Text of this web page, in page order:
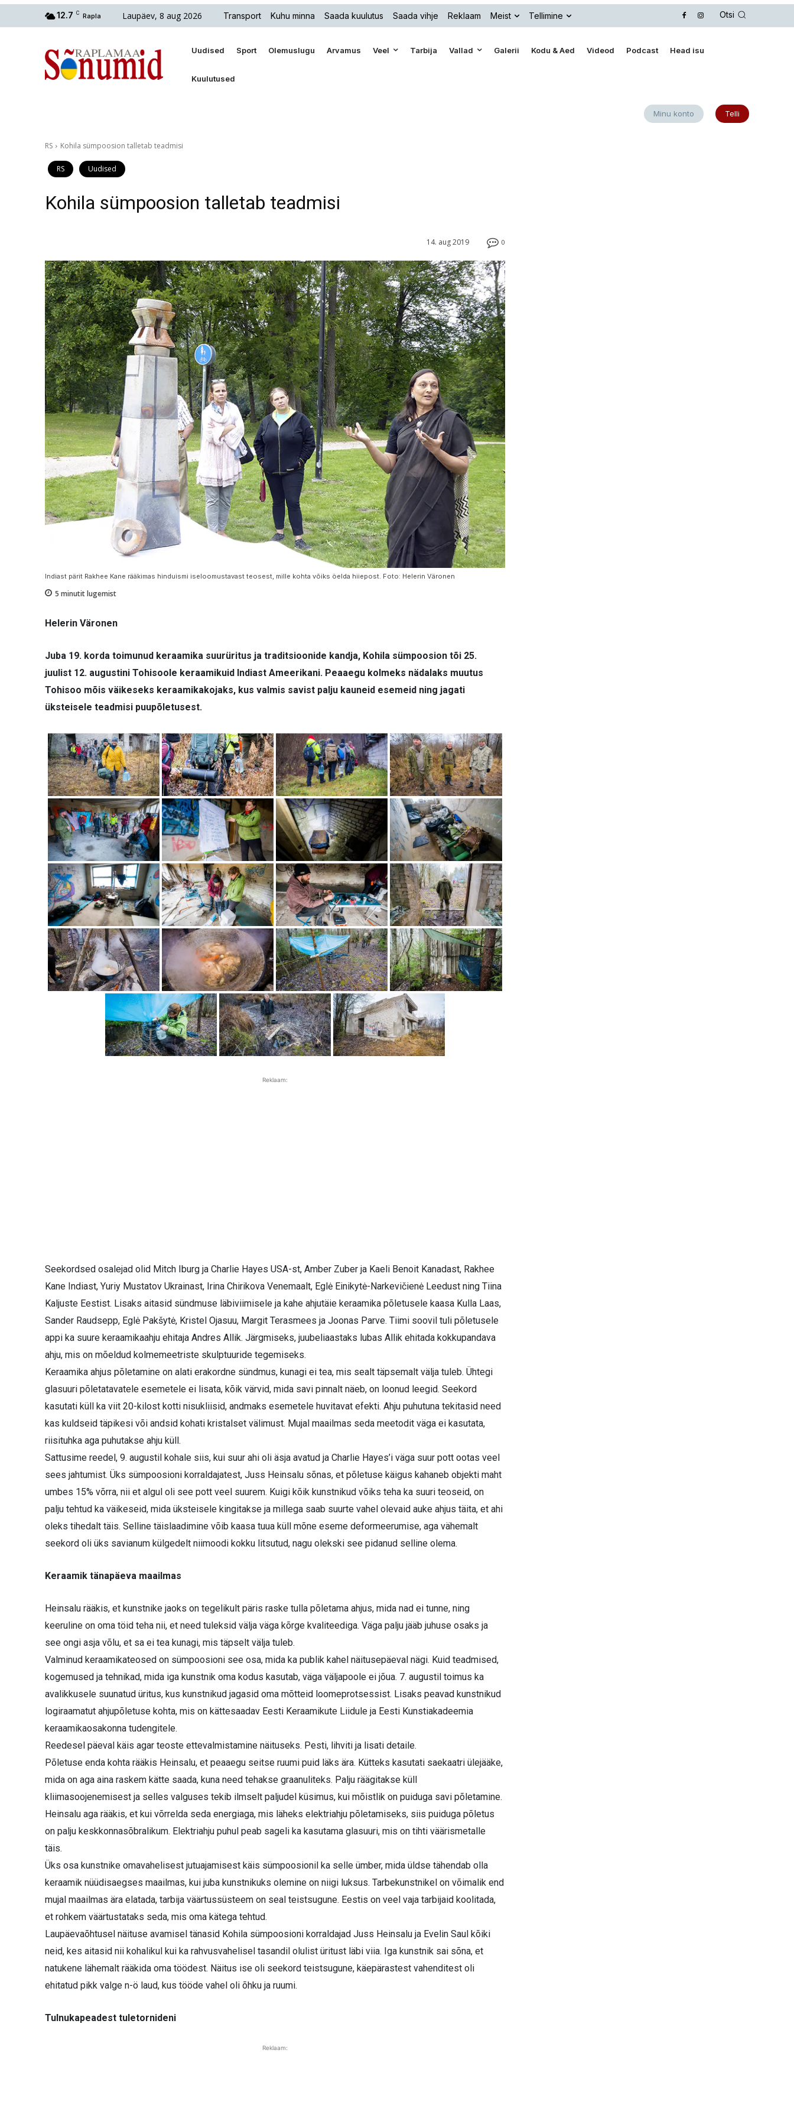
12.7 C Rapla Laupäev, 8 aug 2026 Transport Kuhu minna Saada kuulutus Saada vihje Reklaam Meist Tellimine Otsi
Uudised Sport Olemuslugu Arvamus Veel Tarbija Vallad Galerii Kodu & Aed Videod Podcast Head isu
Kuulutused
Minu konto Telli
RS Kohila sümpoosion talletab teadmisi
RS Uudised
Kohila sümpoosion talletab teadmisi
0
14. aug 2019
Indiast pärit Rakhee Kane rääkimas hinduismi iseloomustavast teosest, mille kohta võiks öelda hiiepost. Foto: Helerin Väronen
5 minutit lugemist
Helerin Väronen
Juba 19. korda toimunud keraamika suurüritus ja traditsioonide kandja, Kohila sümpoosion tõi 25.
juulist 12. augustini Tohisoole keraamikuid Indiast Ameerikani. Peaaegu kolmeks nädalaks muutus
Tohisoo mõis väikeseks keraamikakojaks, kus valmis savist palju kauneid esemeid ning jagati
üksteisele teadmisi puupõletusest.
Reklaam:
Seekordsed osalejad olid Mitch Iburg ja Charlie Hayes USA-st, Amber Zuber ja Kaeli Benoit Kanadast, Rakhee
Kane Indiast, Yuriy Mustatov Ukrainast, Irina Chirikova Venemaalt, Eglė Einikytė-Narkevičienė Leedust ning Tiina
Kaljuste Eestist. Lisaks aitasid sündmuse läbiviimisele ja kahe ahjutäie keraamika põletusele kaasa Kulla Laas,
Sander Raudsepp, Eglė Pakšytė, Kristel Ojasuu, Margit Terasmees ja Joonas Parve. Tiimi soovil tuli põletusele
appi ka suure keraamikaahju ehitaja Andres Allik. Järgmiseks, juubeliaastaks lubas Allik ehitada kokkupandava
ahju, mis on mõeldud kolmemeetriste skulptuuride tegemiseks.
Keraamika ahjus põletamine on alati erakordne sündmus, kunagi ei tea, mis sealt täpsemalt välja tuleb. Ühtegi
glasuuri põletatavatele esemetele ei lisata, kõik värvid, mida savi pinnalt näeb, on loonud leegid. Seekord
kasutati küll ka viit 20-kilost kotti nisukliisid, andmaks esemetele huvitavat efekti. Ahju puhutuna tekitasid need
kas kuldseid täpikesi või andsid kohati kristalset välimust. Mujal maailmas seda meetodit väga ei kasutata,
riisituhka aga puhutakse ahju küll.
Sattusime reedel, 9. augustil kohale siis, kui suur ahi oli äsja avatud ja Charlie Hayes’i väga suur pott ootas veel
sees jahtumist. Üks sümpoosioni korraldajatest, Juss Heinsalu sõnas, et põletuse käigus kahaneb objekti maht
umbes 15% võrra, nii et algul oli see pott veel suurem. Kuigi kõik kunstnikud võiks teha ka suuri teoseid, on
palju tehtud ka väikeseid, mida üksteisele kingitakse ja millega saab suurte vahel olevaid auke ahjus täita, et ahi
oleks tihedalt täis. Selline täislaadimine võib kaasa tuua küll mõne eseme deformeerumise, aga vähemalt
seekord oli üks savianum külgedelt niimoodi kokku litsutud, nagu olekski see pidanud selline olema.
Keraamik tänapäeva maailmas
Heinsalu rääkis, et kunstnike jaoks on tegelikult päris raske tulla põletama ahjus, mida nad ei tunne, ning
keeruline on oma töid teha nii, et need tuleksid välja väga kõrge kvaliteediga. Väga palju jääb juhuse osaks ja
see ongi asja võlu, et sa ei tea kunagi, mis täpselt välja tuleb.
Valminud keraamikateosed on sümpoosioni see osa, mida ka publik kahel näitusepäeval nägi. Kuid teadmised,
kogemused ja tehnikad, mida iga kunstnik oma kodus kasutab, väga väljapoole ei jõua. 7. augustil toimus ka
avalikkusele suunatud üritus, kus kunstnikud jagasid oma mõtteid loomeprotsessist. Lisaks peavad kunstnikud
logiraamatut ahjupõletuse kohta, mis on kättesaadav Eesti Keraamikute Liidule ja Eesti Kunstiakadeemia
keraamikaosakonna tudengitele.
Reedesel päeval käis agar teoste ettevalmistamine näituseks. Pesti, lihviti ja lisati detaile.
Põletuse enda kohta rääkis Hein­salu, et peaaegu seitse ruumi puid läks ära. Kütteks kasutati saekaatri ülejääke,
mida on aga aina raskem kätte saada, kuna need tehakse graanuliteks. Palju räägitakse küll
kliimasoojenemisest ja selles valguses tekib ilmselt paljudel küsimus, kui mõistlik on puiduga savi põletamine.
Heinsalu aga rääkis, et kui võrrelda seda energiaga, mis läheks elektriahju põletamiseks, siis puiduga põletus
on palju keskkonnasõbralikum. Elektriahju puhul peab sageli ka kasutama glasuuri, mis on tihti väärismetalle
täis.
Üks osa kunstnike omavahelisest jutuajamisest käis sümpoosionil ka selle ümber, mida üldse tähendab olla
keraamik nüüdisaegses maailmas, kui juba kunstnikuks olemine on niigi luksus. Tarbekunstnikel on võimalik end
mujal maailmas ära elatada, tarbija väärtussüsteem on seal teistsugune. Eestis on veel vaja tarbijaid koolitada,
et rohkem väärtustataks seda, mis oma kätega tehtud.
Laupäevaõhtusel näituse avamisel tänasid Kohila sümpoosioni korraldajad Juss Heinsalu ja Evelin Saul kõiki
neid, kes aitasid nii kohalikul kui ka rahvusvahelisel tasandil olulist üritust läbi viia. Iga kunstnik sai sõna, et
natukene lähemalt rääkida oma töödest. Näitus ise oli seekord teistsugune, käepärastest vahenditest oli
ehitatud pikk valge n-ö laud, kus tööde vahel oli õhku ja ruumi.
Tulnukapeadest tuletornideni
Reklaam: